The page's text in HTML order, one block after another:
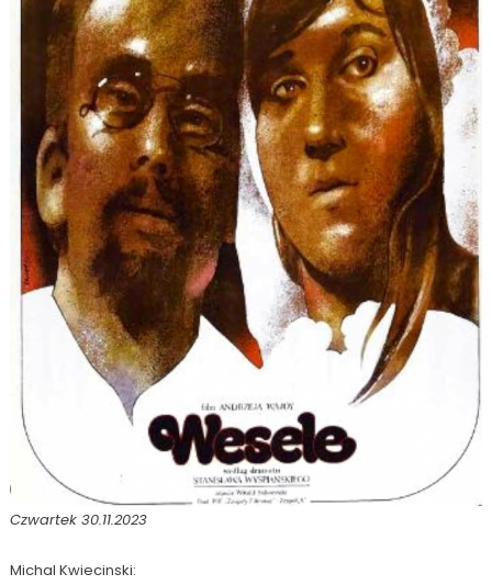
Czwartek 30.11.2023
Michal Kwiecinski: